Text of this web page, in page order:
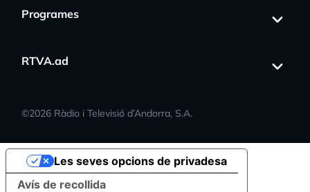
Programes
RTVA.ad
©2026 Ràdio i Televisió d’Andorra, S.A.
Avís de recollida
Les seves opcions de privadesa